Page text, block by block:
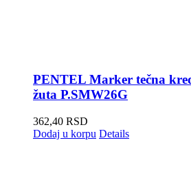
PENTEL Marker tečna
žuta P.SMW26G
362,40 RSD
Dodaj u korpu Details